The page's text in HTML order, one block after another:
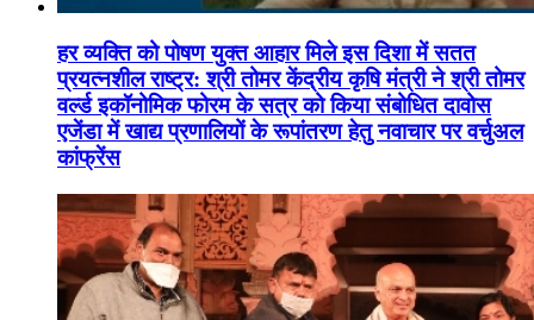
हर व्यक्ति को पोषण युक्त आहार मिले इस दिशा में सतत
प्रयत्नशील राष्ट्र: श्री तोमर केंद्रीय कृषि मंत्री ने श्री तोमर
वर्ल्ड इकॉनोमिक फोरम के सत्र को किया संबोधित दावोस
एजेंडा में खाद्य प्रणालियों के रूपांतरण हेतु नवाचार पर वर्चुअल
कांफ्रेंस